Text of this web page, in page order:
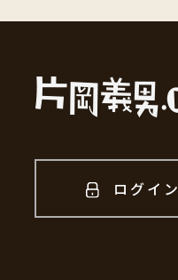
ログイン